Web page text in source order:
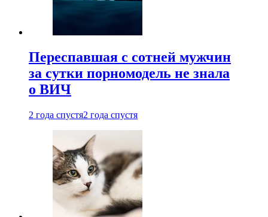
Переспавшая с сотней мужчин
за сутки порномодель не знала
о ВИЧ
2 года спустя2 года спустя